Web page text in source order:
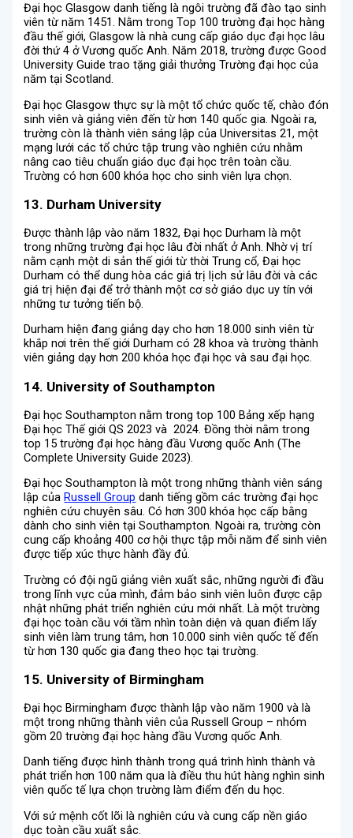
Đại học Glasgow danh tiếng là ngôi trường đã đào tạo sinh
viên từ năm 1451. Nằm trong Top 100 trường đại học hàng
đầu thế giới, Glasgow là nhà cung cấp giáo dục đại học lâu
đời thứ 4 ở Vương quốc Anh. Năm 2018, trường được Good
University Guide trao tặng giải thưởng Trường đại học của
năm tại Scotland.
Đại học Glasgow thực sự là một tổ chức quốc tế, chào đón
sinh viên và giảng viên đến từ hơn 140 quốc gia. Ngoài ra,
trường còn là thành viên sáng lập của Universitas 21, một
mạng lưới các tổ chức tập trung vào nghiên cứu nhằm
nâng cao tiêu chuẩn giáo dục đại học trên toàn cầu.
Trường có hơn 600 khóa học cho sinh viên lựa chọn.
13. Durham University
Được thành lập vào năm 1832, Đại học Durham là một
trong những trường đại học lâu đời nhất ở Anh. Nhờ vị trí
nằm cạnh một di sản thế giới từ thời Trung cổ, Đại học
Durham có thể dung hòa các giá trị lịch sử lâu đời và các
giá trị hiện đại để trở thành một cơ sở giáo dục uy tín với
những tư tưởng tiến bộ.
Durham hiện đang giảng dạy cho hơn 18.000 sinh viên từ
khắp nơi trên thế giới Durham có 28 khoa và trường thành
viên giảng dạy hơn 200 khóa học đại học và sau đại học.
14. University of Southampton
Đại học Southampton nằm trong top 100 Bảng xếp hạng
Đại học Thế giới QS 2023 và 2024. Đồng thời nằm trong
top 15 trường đại học hàng đầu Vương quốc Anh (The
Complete University Guide 2023).
Đại học Southampton là một trong những thành viên sáng
lập củaRussell Group danh tiếng gồm các trường đại học
nghiên cứu chuyên sâu. Có hơn 300 khóa học cấp bằng
dành cho sinh viên tại Southampton. Ngoài ra, trường còn
cung cấp khoảng 400 cơ hội thực tập mỗi năm để sinh viên
được tiếp xúc thực hành đầy đủ.
Trường có đội ngũ giảng viên xuất sắc, những người đi đầu
trong lĩnh vực của mình, đảm bảo sinh viên luôn được cập
nhật những phát triển nghiên cứu mới nhất. Là một trường
đại học toàn cầu với tầm nhìn toàn diện và quan điểm lấy
sinh viên làm trung tâm, hơn 10.000 sinh viên quốc tế đến
từ hơn 130 quốc gia đang theo học tại trường.
15. University of Birmingham
Đại học Birmingham được thành lập vào năm 1900 và là
một trong những thành viên của Russell Group – nhóm
gồm 20 trường đại học hàng đầu Vương quốc Anh.
Danh tiếng được hình thành trong quá trình hình thành và
phát triển hơn 100 năm qua là điều thu hút hàng nghìn sinh
viên quốc tế lựa chọn trường làm điểm đến du học.
Với sứ mệnh cốt lõi là nghiên cứu và cung cấp nền giáo
dục toàn cầu xuất sắc.